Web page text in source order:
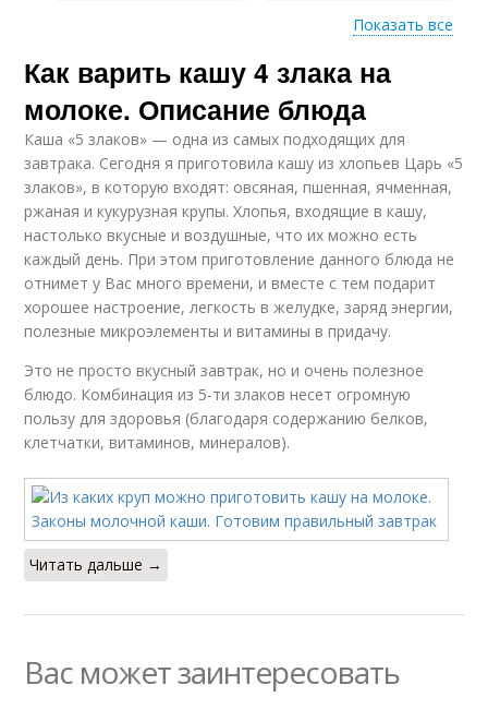
Каша на молоке Каши на молоке
Каша на воде Пшенная каша
Ячневая каша
Показать все
Как варить кашу 4 злака на
молоке. Описание блюда
Каша «5 злаков» — одна из самых подходящих для
завтрака. Сегодня я приготовила кашу из хлопьев Царь «5
злаков», в которую входят: овсяная, пшенная, ячменная,
ржаная и кукурузная крупы. Хлопья, входящие в кашу,
настолько вкусные и воздушные, что их можно есть
каждый день. При этом приготовление данного блюда не
отнимет у Вас много времени, и вместе с тем подарит
хорошее настроение, легкость в желудке, заряд энергии,
полезные микроэлементы и витамины в придачу.
Это не просто вкусный завтрак, но и очень полезное
блюдо. Комбинация из 5-ти злаков несет огромную
пользу для здоровья (благодаря содержанию белков,
клетчатки, витаминов, минералов).
Читать дальше →
Вас может заинтересовать